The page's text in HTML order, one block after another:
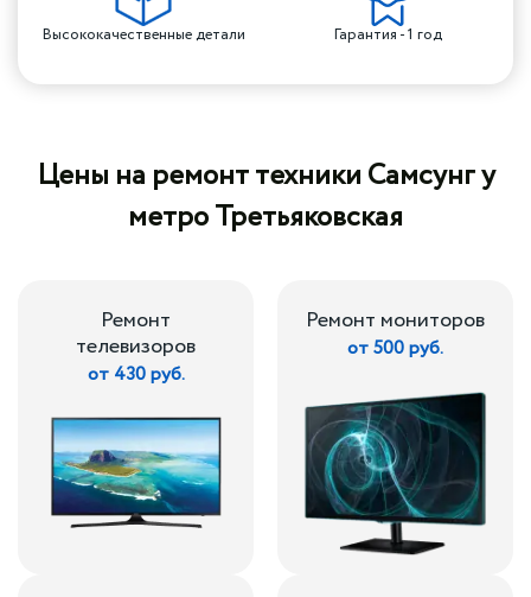
Высококачественные детали Гарантия - 1 год
Цены на ремонт техники Самсунг у
метро Третьяковская
Ремонт
телевизоров
от 430 руб.
Ремонт мониторов
от 500 руб.